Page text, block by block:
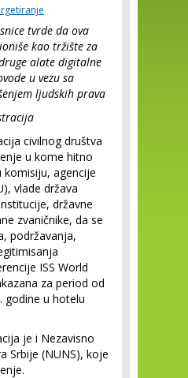
tvrde da ova
kao tržište za
alate digitalne
u vezu sa
ljudskih prava
civilnog društva
u kome hitno
komisiju, agencije
vlade država
državne
zvaničnike, da se
podržavanja,
ISS World
za period od
godine u hotelu
je i Nezavisno
Srbije (NUNS), koje